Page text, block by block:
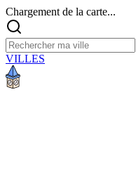
Chargement de la carte...
VILLES